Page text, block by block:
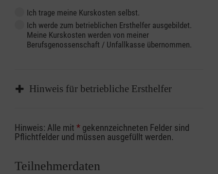
Ich trage meine Kurskosten selbst.
Ich werde zum betrieblichen Ersthelfer ausgebildet.
Meine Kurskosten werden von meiner
Berufsgenossenschaft / Unfallkasse übernommen.
Hinweis für betriebliche Ersthelfer
Sofern Sie ein Kostenübernahmeverfahren
Ihrer Berufsgenossenschaft / Unfallkasse
Abrechnungsunterlagen spätestens zu
Hinweis: Alle mit * gekennzeichneten Felder sind
Pflichtfelder und müssen ausgefüllt werden.
Teilnehmerdaten